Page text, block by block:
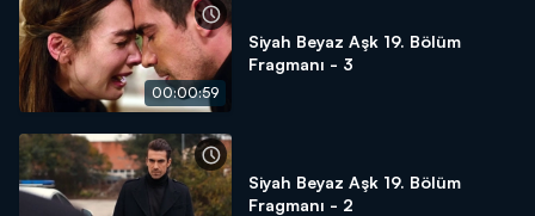
00:00:59
Siyah Beyaz Aşk 19. Bölüm
Fragmanı - 3
Siyah Beyaz Aşk 19. Bölüm
Fragmanı - 2